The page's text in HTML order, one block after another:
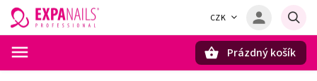
CZK
Prázdný košík